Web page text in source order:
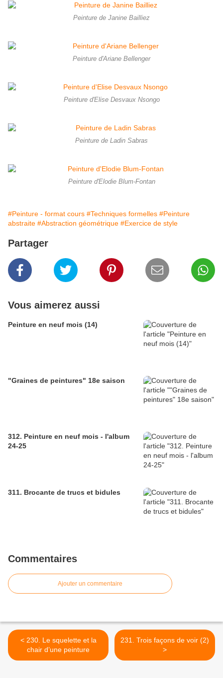
Peinture de Janine Bailliez
Peinture d'Ariane Bellenger
Peinture d'Elise Desvaux Nsongo
Peinture de Ladin Sabras
Peinture d'Elodie Blum-Fontan
#Peinture - format cours #Techniques formelles #Peinture
abstraite #Abstraction géométrique #Exercice de style
Partager
Vous aimerez aussi
Peinture en neuf mois (14)
"Graines de peintures" 18e saison
312. Peinture en neuf mois - l'album
24-25
311. Brocante de trucs et bidules
Commentaires
Ajouter un commentaire
< 230. Le squelette et la
chair d’une peinture
231. Trois façons de voir (2)
>